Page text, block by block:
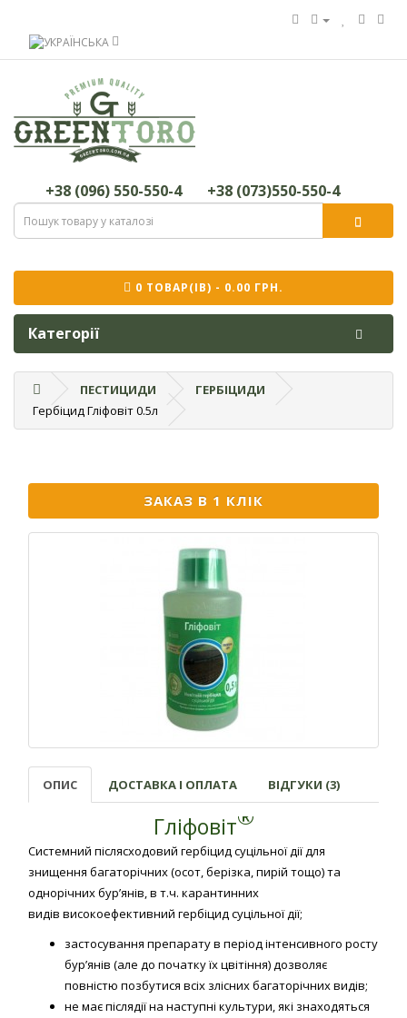
+38 (096) 550-550-4 +38 (073)550-550-4
0 ТОВАР(ІВ) - 0.00 ГРН.
Категорії
ПЕСТИЦИДИ
ГЕРБІЦИДИ
Гербіцид Гліфовіт 0.5л
ЗАКАЗ В 1 КЛІК
ОПИС ДОСТАВКА І ОПЛАТА ВІДГУКИ (3)
Гліфовіт®
Cистемний післясходовий гербіцид суцільної дії для
знищення багаторічних (осот, берізка, пирій тощо) та
однорічних бур’янів, в т.ч. карантинних
видів високоефективний гербіцид суцільної дії;
застосування препарату в період інтенсивного росту
бур’янів (але до початку їх цвітіння) дозволяє
повністю позбутися всіх злісних багаторічних видів;
не має післядії на наступні культури, які знаходяться